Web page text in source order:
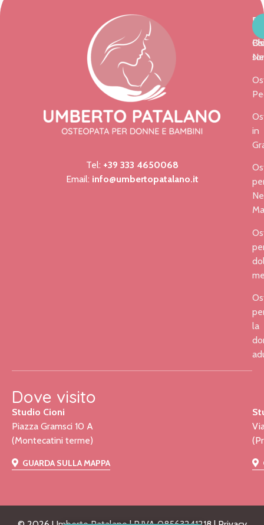
Tel: +39 333 4650068
Email: info@umbertopatalano.it
Chi
in
la
Dove visito
Studio Cioni
Piazza Gramsci 10 A
(Montecatini terme)
GUARDA SULLA MAPPA